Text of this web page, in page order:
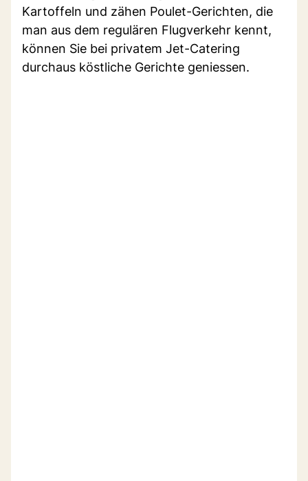
Kartoffeln und zähen Poulet-Gerichten, die
man aus dem regulären Flugverkehr kennt,
können Sie bei privatem Jet-Catering
durchaus köstliche Gerichte geniessen.